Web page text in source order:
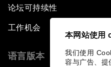
本网站使用
我们使用
容与广告、提
论坛可持续性
工作机会
语言版本